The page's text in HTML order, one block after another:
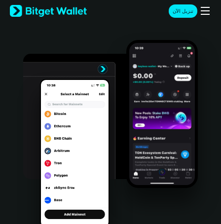
English
日本語
Türkçe
Português (Portugal)
Bahasa Indonesia
Português (Brasil)
Español (Argentina)
تنزيل الآن